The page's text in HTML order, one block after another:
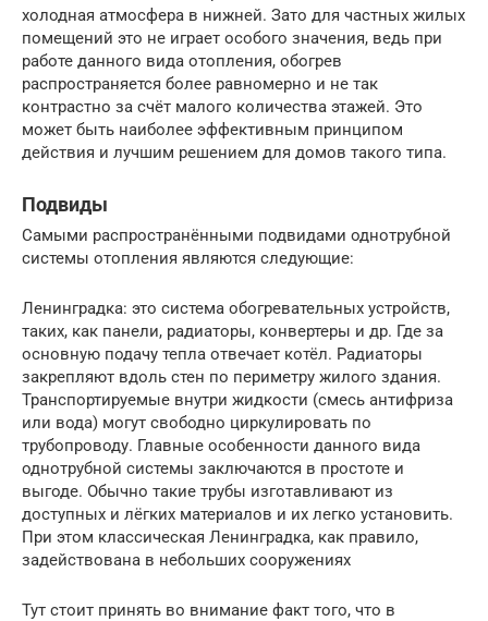
холодная атмосфера в нижней. Зато для частных жилых
помещений это не играет особого значения, ведь при
работе данного вида отопления, обогрев
распространяется более равномерно и не так
контрастно за счёт малого количества этажей. Это
может быть наиболее эффективным принципом
действия и лучшим решением для домов такого типа.
Подвиды
Самыми распространёнными подвидами однотрубной
системы отопления являются следующие:
Ленинградка: это система обогревательных устройств,
таких, как панели, радиаторы, конвертеры и др. Где за
основную подачу тепла отвечает котёл. Радиаторы
закрепляют вдоль стен по периметру жилого здания.
Транспортируемые внутри жидкости (смесь антифриза
или вода) могут свободно циркулировать по
трубопроводу. Главные особенности данного вида
однотрубной системы заключаются в простоте и
выгоде. Обычно такие трубы изготавливают из
доступных и лёгких материалов и их легко установить.
При этом классическая Ленинградка, как правило,
задействована в небольших сооружениях
Тут стоит принять во внимание факт того, что в